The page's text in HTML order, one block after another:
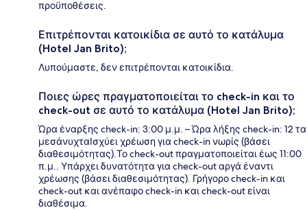
προϋποθέσεις.
Επιτρέπονται κατοικίδια σε αυτό το κατάλυμα
(Hotel Jan Brito);
Λυπούμαστε, δεν επιτρέπονται κατοικίδια.
Ποιες ώρες πραγματοποιείται το check-in και το
check-out σε αυτό το κατάλυμα (Hotel Jan Brito);
Ώρα έναρξης check-in: 3:00 μ.μ. – Ώρα λήξης check-in: 12 τα
μεσάνυχταΙσχύει χρέωση για check-in νωρίς (βάσει
διαθεσιμότητας).Το check-out πραγματοποιείται έως 11:00
π.μ.. Υπάρχει δυνατότητα για check-out αργά έναντι
χρέωσης (βάσει διαθεσιμότητας). Γρήγορο check-in και
check-out και ανέπαφο check-in και check-out είναι
διαθέσιμα.